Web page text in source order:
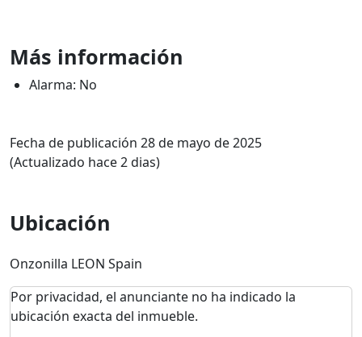
Más información
Alarma: No
Fecha de publicación 28 de mayo de 2025
(Actualizado hace 2 dias)
Ubicación
Onzonilla LEON Spain
Por privacidad, el anunciante no ha indicado la
ubicación exacta del inmueble.